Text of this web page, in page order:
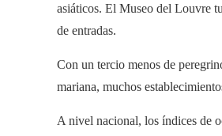
asiáticos. El Museo del Louvre
de entradas.
Con un tercio menos de
mariana, muchos
A nivel nacional, los índices de